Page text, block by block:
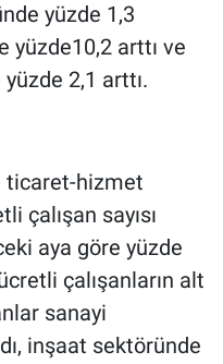
yüzde 1,3
yüzde10,2 arttı ve
2,1 arttı.
ticaret-hizmet
çalışan sayısı
aya göre yüzde
çalışanların alt
sanayi
inşaat sektöründe